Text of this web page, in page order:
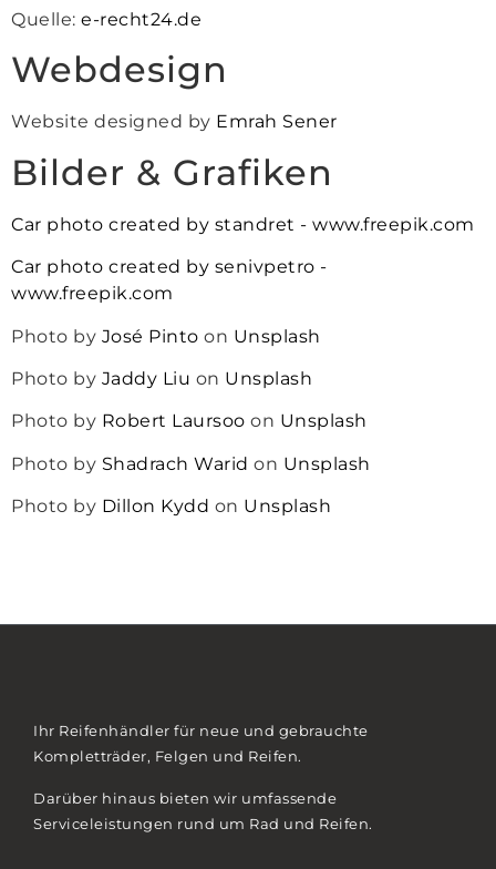
Quelle: e-recht24.de
Webdesign
Website designed by Emrah Sener
Bilder & Grafiken
Car photo created by standret - www.freepik.com
Car photo created by senivpetro -
www.freepik.com
Photo by José Pinto on Unsplash
Photo by Jaddy Liu on Unsplash
Photo by Robert Laursoo on Unsplash
Photo by Shadrach Warid on Unsplash
Photo by Dillon Kydd on Unsplash
Ihr Reifenhändler für neue und gebrauchte
Kompletträder, Felgen und Reifen.
Darüber hinaus bieten wir umfassende
Serviceleistungen rund um Rad und Reifen.